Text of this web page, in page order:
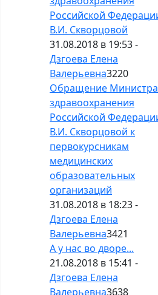
Российской
В.И. Скворцовой
31.08.2018 в 19:53 -
Дзгоева Елена
Валерьевна3220
Обращение Министра
здравоохранения
Российской
В.И. Скворцовой к
первокурсникам
медицинских
образовательных
организаций
31.08.2018 в 18:23 -
Дзгоева Елена
Валерьевна3421
А у нас во дворе...
21.08.2018 в 15:41 -
Дзгоева Елена
Валерьевна3638